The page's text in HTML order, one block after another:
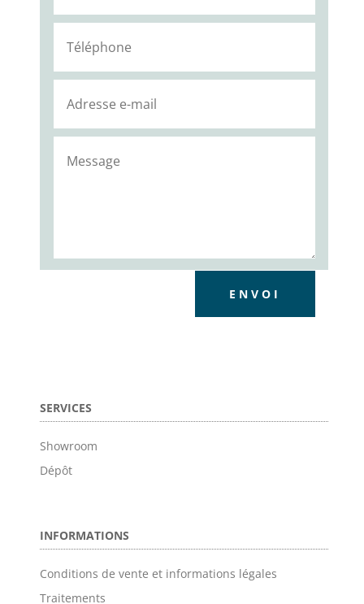
ENVOI
SERVICES
Showroom
Dépôt
INFORMATIONS
Conditions de vente et informations légales
Traitements